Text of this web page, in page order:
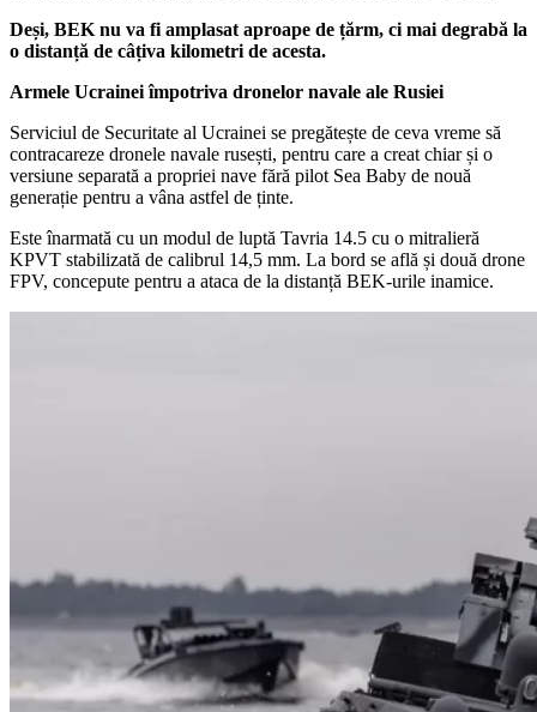
Deși, BEK nu va fi amplasat aproape de țărm, ci mai degrabă la
o distanță de câțiva kilometri de acesta.
Armele Ucrainei împotriva dronelor navale ale Rusiei
Serviciul de Securitate al Ucrainei se pregătește de ceva vreme să
contracareze dronele navale rusești, pentru care a creat chiar și o
versiune separată a propriei nave fără pilot Sea Baby de nouă
generație pentru a vâna astfel de ținte.
Este înarmată cu un modul de luptă Tavria 14.5 cu o mitralieră
KPVT stabilizată de calibrul 14,5 mm. La bord se află și două drone
FPV, concepute pentru a ataca de la distanță BEK-urile inamice.